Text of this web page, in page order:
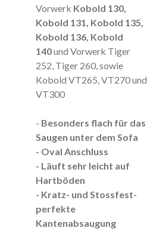
Vorwerk Kobold 130,
Kobold 131, Kobold 135,
Kobold 136, Kobold
140und Vorwerk Tiger
252, Tiger 260, sowie
Kobold VT265, VT270 und
VT300
- Besonders flach für das
Saugen unter dem Sofa
- Oval Anschluss
- Läuft sehr leicht auf
Hartböden
- Kratz- und Stossfest-
perfekte
Kantenabsaugung